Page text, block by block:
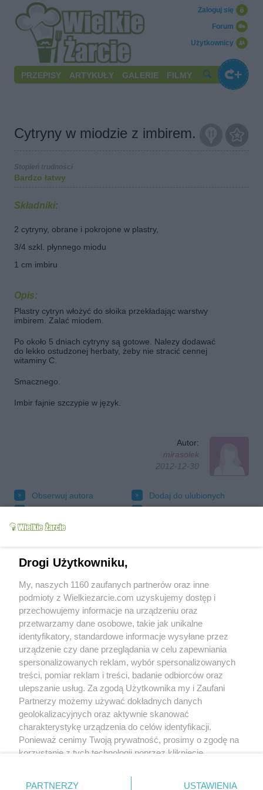
Użytkownicy
Forum
Zaloguj się
PRZEPISY ARTYKUŁY GALERIE FILMY
Cytryny w miodzie z imbirem.
Bardzo łatwy
Składniki:
2 cytryny, obrane i pokrojone w plastry,
3/4 szkl. płynnego miodu
1 cm imbiru
Opis:
Plastry cytryn włożyć do słoika przekładając warstwy
imbirem. Zalać miodem.
Po około 5 dniach cytryny są gotowe. Nalezy dodawać
do lekko ostudzonej herbaty, żeby nie stracić cennej
witaminy C.
Smacznego.
Imbir fajnie szczypie w język.
Autor:
mirasolek
2012-12-30
Obserwuj autora
Dodaj do ulubionych
Drukuj
Grupy: Przetwory
Przetwory owocowe
Tagi:
cytryny cytryny do herbaty
cytryny w słoiku
więcej tagów
Nikt jeszcze nie napisał opinii. Bądź pierwszy!
Drogi Użytkowniku,
My, naszych 1160 zaufanych partnerów oraz inne
podmioty z Wielkiezarcie.com uzyskujemy dostęp i
przechowujemy informacje na urządzeniu oraz
przetwarzamy dane osobowe, takie jak unikalne
identyfikatory, standardowe informacje wysyłane przez
urządzenie czy dane przeglądania w celu zapewniania
spersonalizowanych reklam, wybór spersonalizowanych
treści, pomiar reklam i treści, badanie odbiorców oraz
ulepszanie usług. Za zgodą Użytkownika my i Zaufani
Partnerzy możemy używać dokładnych danych
geolokalizacyjnych oraz aktywnie skanować
charakterystykę urządzenia do celów identyfikacji.
Ponieważ cenimy Twoją prywatność, prosimy o zgodę na
korzystanie z tych technologii poprzez kliknięcie
zmienić/wycofać klikając przycisk ustawień prywatności
PARTNERZY USTAWIENIA